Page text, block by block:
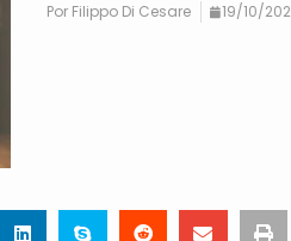
Por Filippo Di Cesare 19/10/